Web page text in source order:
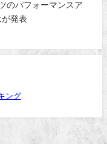
のパフォーマンスア
発表
ング